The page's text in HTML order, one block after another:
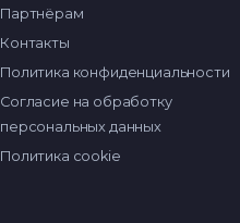
Партнёрам
Контакты
Политика конфиденциальности
Согласие на обработку
персональных данных
Политика cookie